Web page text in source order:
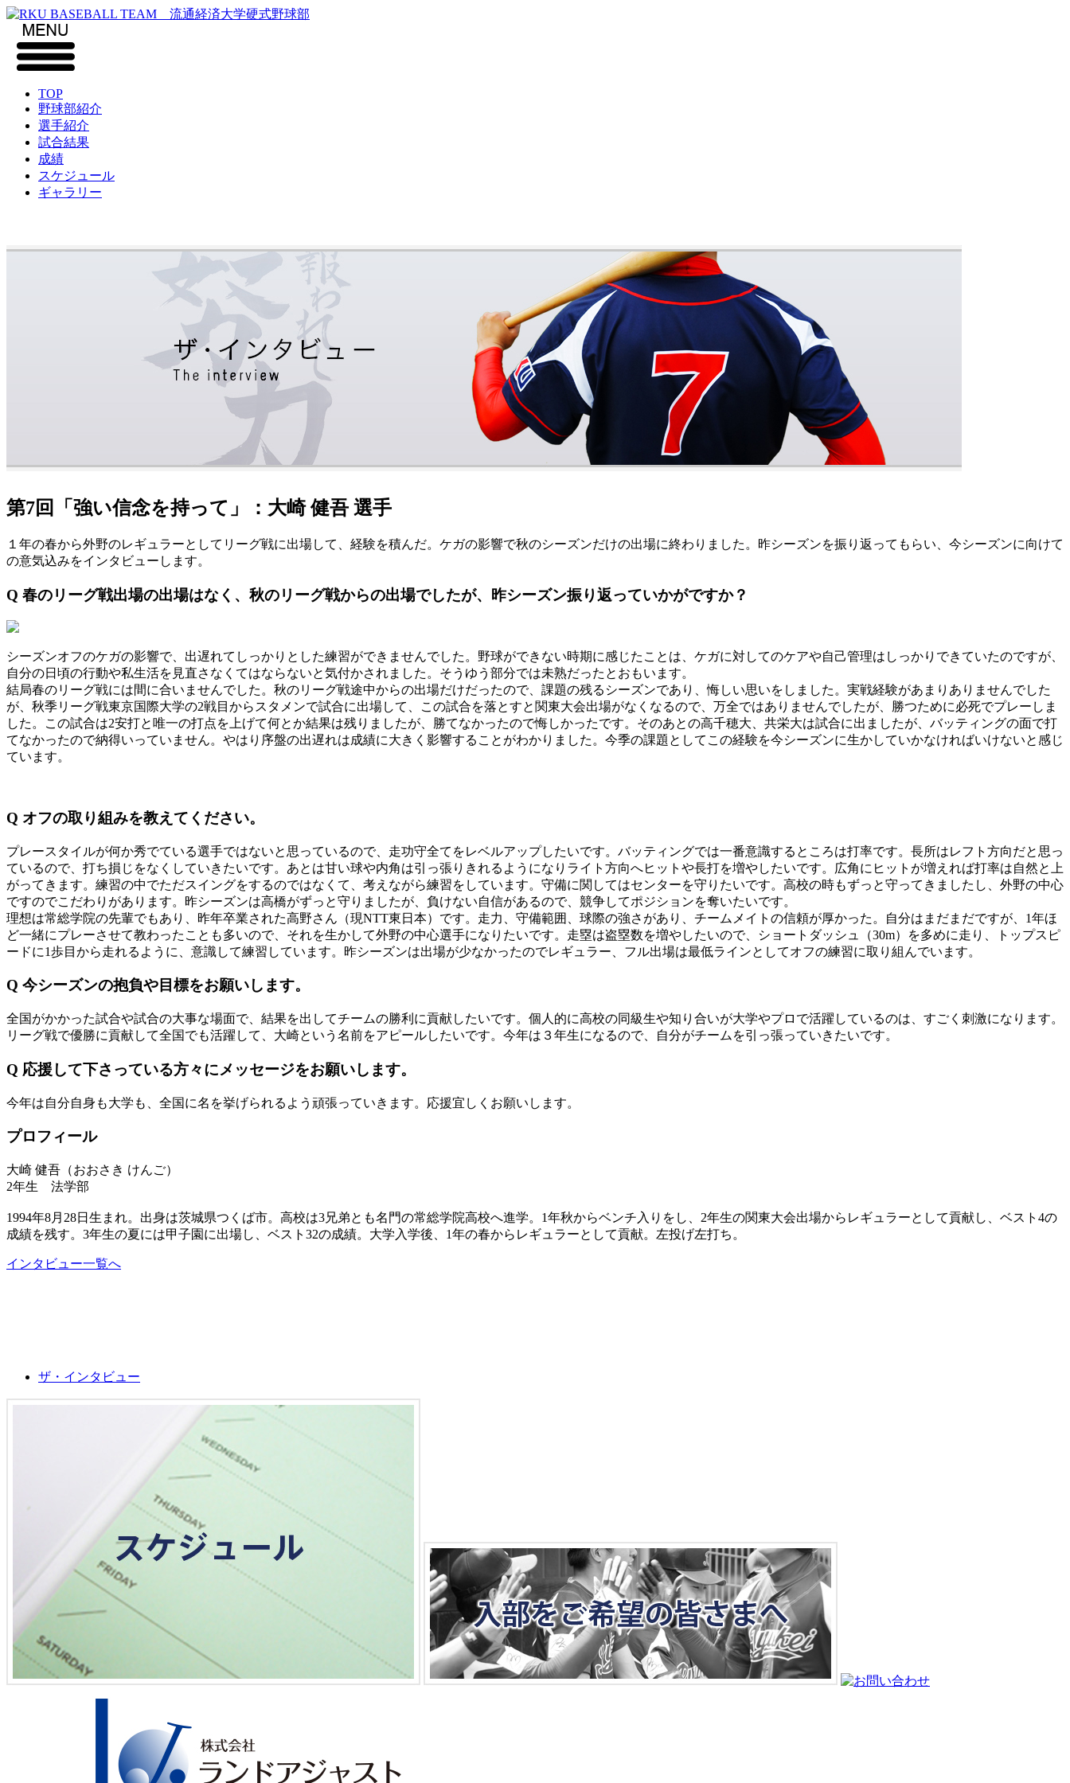
TOP
野球部紹介
選手紹介
試合結果
成績
スケジュール
ギャラリー
第7回「強い信念を持って」：大崎 健吾 選手
１年の春から外野のレギュラーとしてリーグ戦に出場して、経験を積んだ。ケガの影響で秋のシーズンだけの出場に終わりました。昨シーズンを振り返ってもらい、今シーズンに向けて
の意気込みをインタビューします。
Q 春のリーグ戦出場の出場はなく、秋のリーグ戦からの出場でしたが、昨シーズン振り返っていかがですか？
シーズンオフのケガの影響で、出遅れてしっかりとした練習ができませんでした。野球ができない時期に感じたことは、ケガに対してのケアや自己管理はしっかりできていたのですが、
自分の日頃の行動や私生活を見直さなくてはならないと気付かされました。そうゆう部分では未熟だったとおもいます。
結局春のリーグ戦には間に合いませんでした。秋のリーグ戦途中からの出場だけだったので、課題の残るシーズンであり、悔しい思いをしました。実戦経験があまりありませんでした
が、秋季リーグ戦東京国際大学の2戦目からスタメンで試合に出場して、この試合を落とすと関東大会出場がなくなるので、万全ではありませんでしたが、勝つために必死でプレーしま
した。この試合は2安打と唯一の打点を上げて何とか結果は残りましたが、勝てなかったので悔しかったです。そのあとの高千穂大、共栄大は試合に出ましたが、バッティングの面で打
てなかったので納得いっていません。やはり序盤の出遅れは成績に大きく影響することがわかりました。今季の課題としてこの経験を今シーズンに生かしていかなければいけないと感じ
ています。
Q オフの取り組みを教えてください。
プレースタイルが何か秀でている選手ではないと思っているので、走功守全てをレベルアップしたいです。バッティングでは一番意識するところは打率です。長所はレフト方向だと思っ
ているので、打ち損じをなくしていきたいです。あとは甘い球や内角は引っ張りきれるようになりライト方向へヒットや長打を増やしたいです。広角にヒットが増えれば打率は自然と上
がってきます。練習の中でただスイングをするのではなくて、考えながら練習をしています。守備に関してはセンターを守りたいです。高校の時もずっと守ってきましたし、外野の中心
ですのでこだわりがあります。昨シーズンは高橋がずっと守りましたが、負けない自信があるので、競争してポジションを奪いたいです。
理想は常総学院の先輩でもあり、昨年卒業された高野さん（現NTT東日本）です。走力、守備範囲、球際の強さがあり、チームメイトの信頼が厚かった。自分はまだまだですが、1年ほ
ど一緒にプレーさせて教わったことも多いので、それを生かして外野の中心選手になりたいです。走塁は盗塁数を増やしたいので、ショートダッシュ（30m）を多めに走り、トップスピ
ードに1歩目から走れるように、意識して練習しています。昨シーズンは出場が少なかったのでレギュラー、フル出場は最低ラインとしてオフの練習に取り組んでいます。
Q 今シーズンの抱負や目標をお願いします。
全国がかかった試合や試合の大事な場面で、結果を出してチームの勝利に貢献したいです。個人的に高校の同級生や知り合いが大学やプロで活躍しているのは、すごく刺激になります。
リーグ戦で優勝に貢献して全国でも活躍して、大崎という名前をアピールしたいです。今年は３年生になるので、自分がチームを引っ張っていきたいです。
Q 応援して下さっている方々にメッセージをお願いします。
今年は自分自身も大学も、全国に名を挙げられるよう頑張っていきます。応援宜しくお願いします。
プロフィール
大崎 健吾（おおさき けんご）
2年生 法学部
1994年8月28日生まれ。出身は茨城県つくば市。高校は3兄弟とも名門の常総学院高校へ進学。1年秋からベンチ入りをし、2年生の関東大会出場からレギュラーとして貢献し、ベスト4の
成績を残す。3年生の夏には甲子園に出場し、ベスト32の成績。大学入学後、1年の春からレギュラーとして貢献。左投げ左打ち。
インタビュー一覧へ
ザ・インタビュー